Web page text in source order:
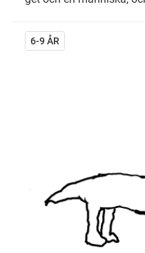
6-9 ÅR